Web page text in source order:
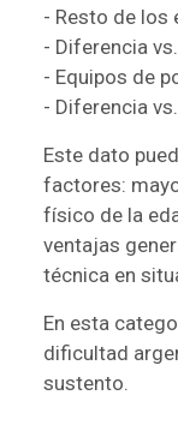
- Resto de los
- Diferencia
- Equipos de
- Diferencia
Este dato
factores:
físico de la
ventajas
técnica en
En esta
dificultad
sustento.